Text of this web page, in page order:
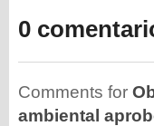
0
Comments for
ambiental